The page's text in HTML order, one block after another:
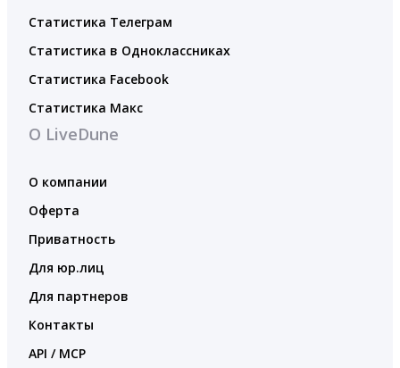
Статистика Телеграм
Статистика в Одноклассниках
Статистика Facebook
Статистика Макс
О LiveDune
О компании
Оферта
Приватность
Для юр.лиц
Для партнеров
Контакты
API / MCP